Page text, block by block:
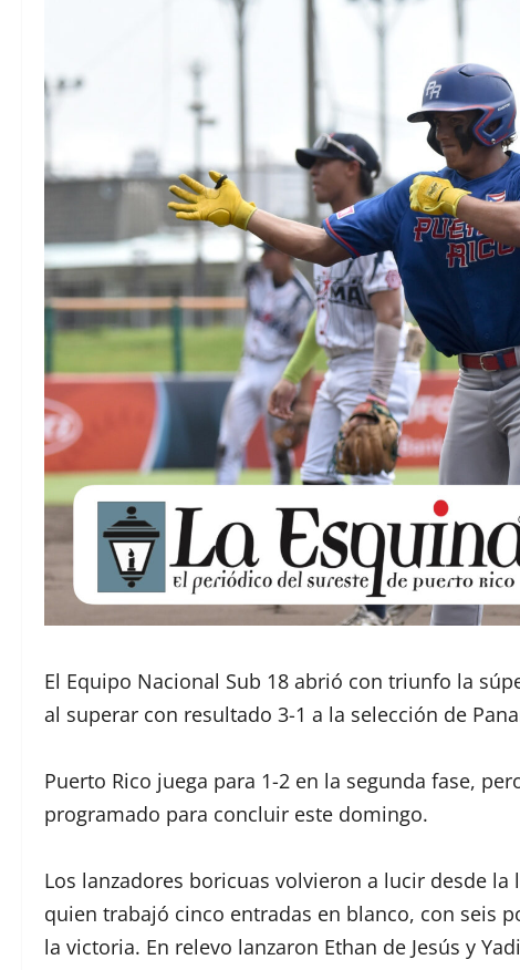
El Equipo Nacional Sub 18 abrió con triunfo la
al superar con resultado 3-1 a la selección de
Puerto Rico juega para 1-2 en la segunda fase,
programado para concluir este domingo.
Los lanzadores boricuas volvieron a lucir desde
quien trabajó cinco entradas en blanco, con seis
la victoria. En relevo lanzaron Ethan de Jesús y